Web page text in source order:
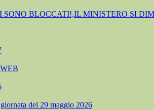
BLOCCATI!,IL MINISTERO SI
del 29 maggio 2026